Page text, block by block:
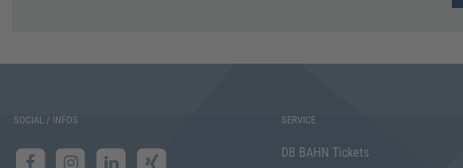
SOCIAL / INFOS SERVICE
DB BAHN Tickets